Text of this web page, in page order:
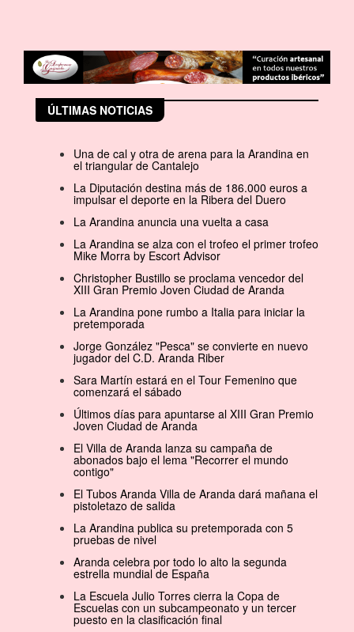
ÚLTIMAS NOTICIAS
Una de cal y otra de arena para la Arandina en
el triangular de Cantalejo
La Diputación destina más de 186.000 euros a
impulsar el deporte en la Ribera del Duero
La Arandina anuncia una vuelta a casa
La Arandina se alza con el trofeo el primer trofeo
Mike Morra by Escort Advisor
Christopher Bustillo se proclama vencedor del
XIII Gran Premio Joven Ciudad de Aranda
La Arandina pone rumbo a Italia para iniciar la
pretemporada
Jorge González "Pesca" se convierte en nuevo
jugador del C.D. Aranda Riber
Sara Martín estará en el Tour Femenino que
comenzará el sábado
Últimos días para apuntarse al XIII Gran Premio
Joven Ciudad de Aranda
El Villa de Aranda lanza su campaña de
abonados bajo el lema "Recorrer el mundo
contigo"
El Tubos Aranda Villa de Aranda dará mañana el
pistoletazo de salida
La Arandina publica su pretemporada con 5
pruebas de nivel
Aranda celebra por todo lo alto la segunda
estrella mundial de España
La Escuela Julio Torres cierra la Copa de
Escuelas con un subcampeonato y un tercer
puesto en la clasificación final